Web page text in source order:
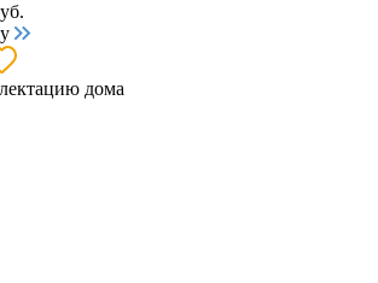
дома